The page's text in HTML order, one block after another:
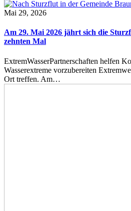
Mai 29, 2026
Am 29. Mai 2026 jährt sich die
zehnten Mal
ExtremWasserPartnerschaften helfen
Wasserextreme vorzubereiten
Ort treffen. Am…